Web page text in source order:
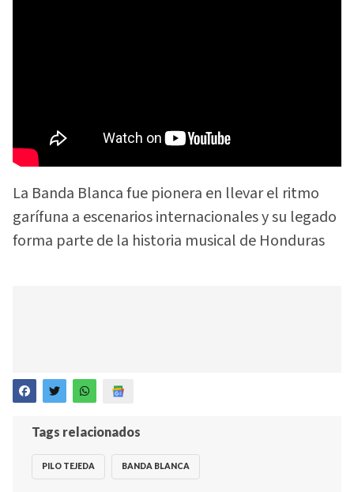
La Banda Blanca fue pionera en llevar el ritmo
garífuna a escenarios internacionales y su legado
forma parte de la historia musical de Honduras
Tags relacionados
PILO TEJEDA BANDA BLANCA